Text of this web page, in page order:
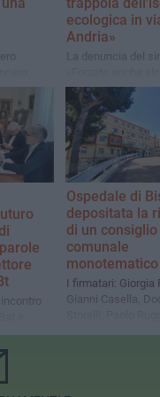
ecologica in
Andria»
La denuncia del
d'ingresso. Voi
vincerete»
metà
Ospedale di
depositata la
di un consiglio
comunale
monotematico
I firmatari: Giorgia
Gianni Casella,